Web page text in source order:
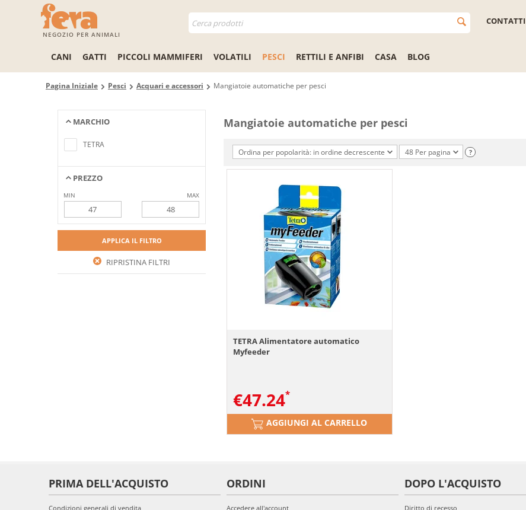
NEGOZIO PER ANIMALI
CONTATTI
CANI GATTI PICCOLI MAMMIFERI VOLATILI PESCI RETTILI E ANFIBI CASA BLOG
Pagina Iniziale Pesci Acquari e accessori Mangiatoie automatiche per pesci
MARCHIO
soddisfa i criteri di ricerca
TETRA
PREZZO
MIN MAX
APPLICA IL FILTRO
RIPRISTINA FILTRI
Mangiatoie automatiche per pesci
Ordina per popolarità: in ordine decrescente 48 Per pagina ?
TETRA Alimentatore automatico
Myfeeder
€47.24
AGGIUNGI AL CARRELLO
PRIMA DELL'ACQUISTO
Condizioni generali di vendita
ORDINI
Accedere all'account
DOPO L'ACQUISTO
Diritto di recesso